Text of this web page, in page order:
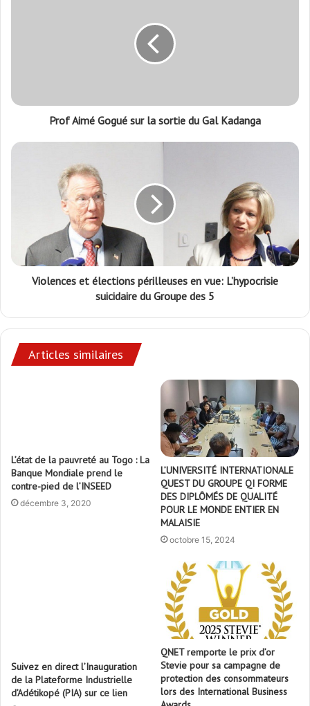
Prof Aimé Gogué sur la sortie du Gal Kadanga
Violences et élections périlleuses en vue: L’hypocrisie
suicidaire du Groupe des 5
Articles similaires
L’état de la pauvreté au Togo : La
Banque Mondiale prend le
contre-pied de l’INSEED
décembre 3, 2020
L’UNIVERSITÉ INTERNATIONALE
QUEST DU GROUPE QI FORME
DES DIPLÔMÉS DE QUALITÉ
POUR LE MONDE ENTIER EN
MALAISIE
octobre 15, 2024
Suivez en direct l’Inauguration
de la Plateforme Industrielle
d’Adétikopé (PIA) sur ce lien
QNET remporte le prix d’or
Stevie pour sa campagne de
protection des consommateurs
lors des International Business